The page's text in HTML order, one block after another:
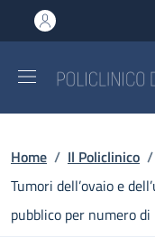
al contenuto
to footer content
Briciole di
Home / Il Policlinico /
Tumori dell’ovaio e
pubblico per numero